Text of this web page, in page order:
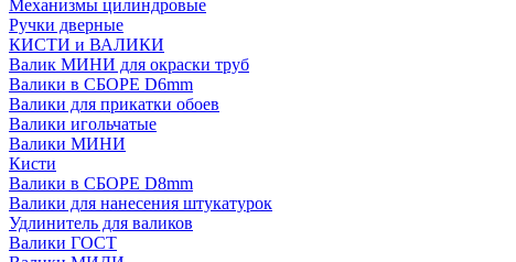
Механизмы цилиндровые
Ручки дверные
КИСТИ и ВАЛИКИ
Валик МИНИ для окраски труб
Валики в СБОРЕ D6mm
Валики для прикатки обоев
Валики игольчатые
Валики МИНИ
Кисти
Валики в СБОРЕ D8mm
Валики для нанесения штукатурок
Удлинитель для валиков
Валики ГОСТ